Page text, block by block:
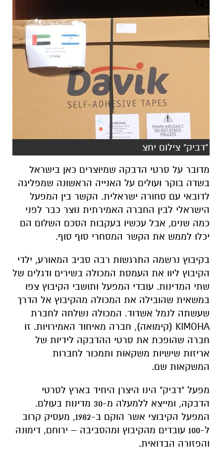
"דביק" צילום יחצ
מדובר על סרטי הדבקה שמיוצרים כאן בישראל
בשדה בוקר ועולים על האנייה הראשונה שמפליגה
לדובאי עם סחורה ישראלית. הקשר בין המפעל
הישראלי לבין החברה האמירתית נוצר כבר לפני
כמה שנים, אבל עכשיו בעקבות הסכם השלום הם
יכלו לממש את הקשר המסחרי סוף סוף.
בקיבוץ נרשמה התרגשות רבה סביב המאורע, ילדי
הקיבוץ ליוו את העמסת המכולה בשירים ודגלים של
שתי המדינות. עובדי המפעל ותושבי הקיבוץ צפו
במשאית שהובילה את המכולה מהקיבוץ אל הדרך
שעשתה לנמל אשדוד. המכולה נשלחה לחברת
KIMOHA (קימואה), חברה מאיחוד האמירויות. זו
חברה שהופכת את סרטי ההדבקה לידיות של
אריזות שישיות משקאות ותמכור לחברות
המשקאות שם.
מפעל "דביק" הינו היצרן היחיד בארץ לסרטי
הדבקה, ומייצא ללמעלה מ-30 מדינות בעולם.
המפעל הקיבוצי אשר הוקם ב-1982, מעסיק קרוב
ל-100 עובדים מהקיבוץ ומהסביבה – ירוחם, דימונה
והפזורה הבדואית.